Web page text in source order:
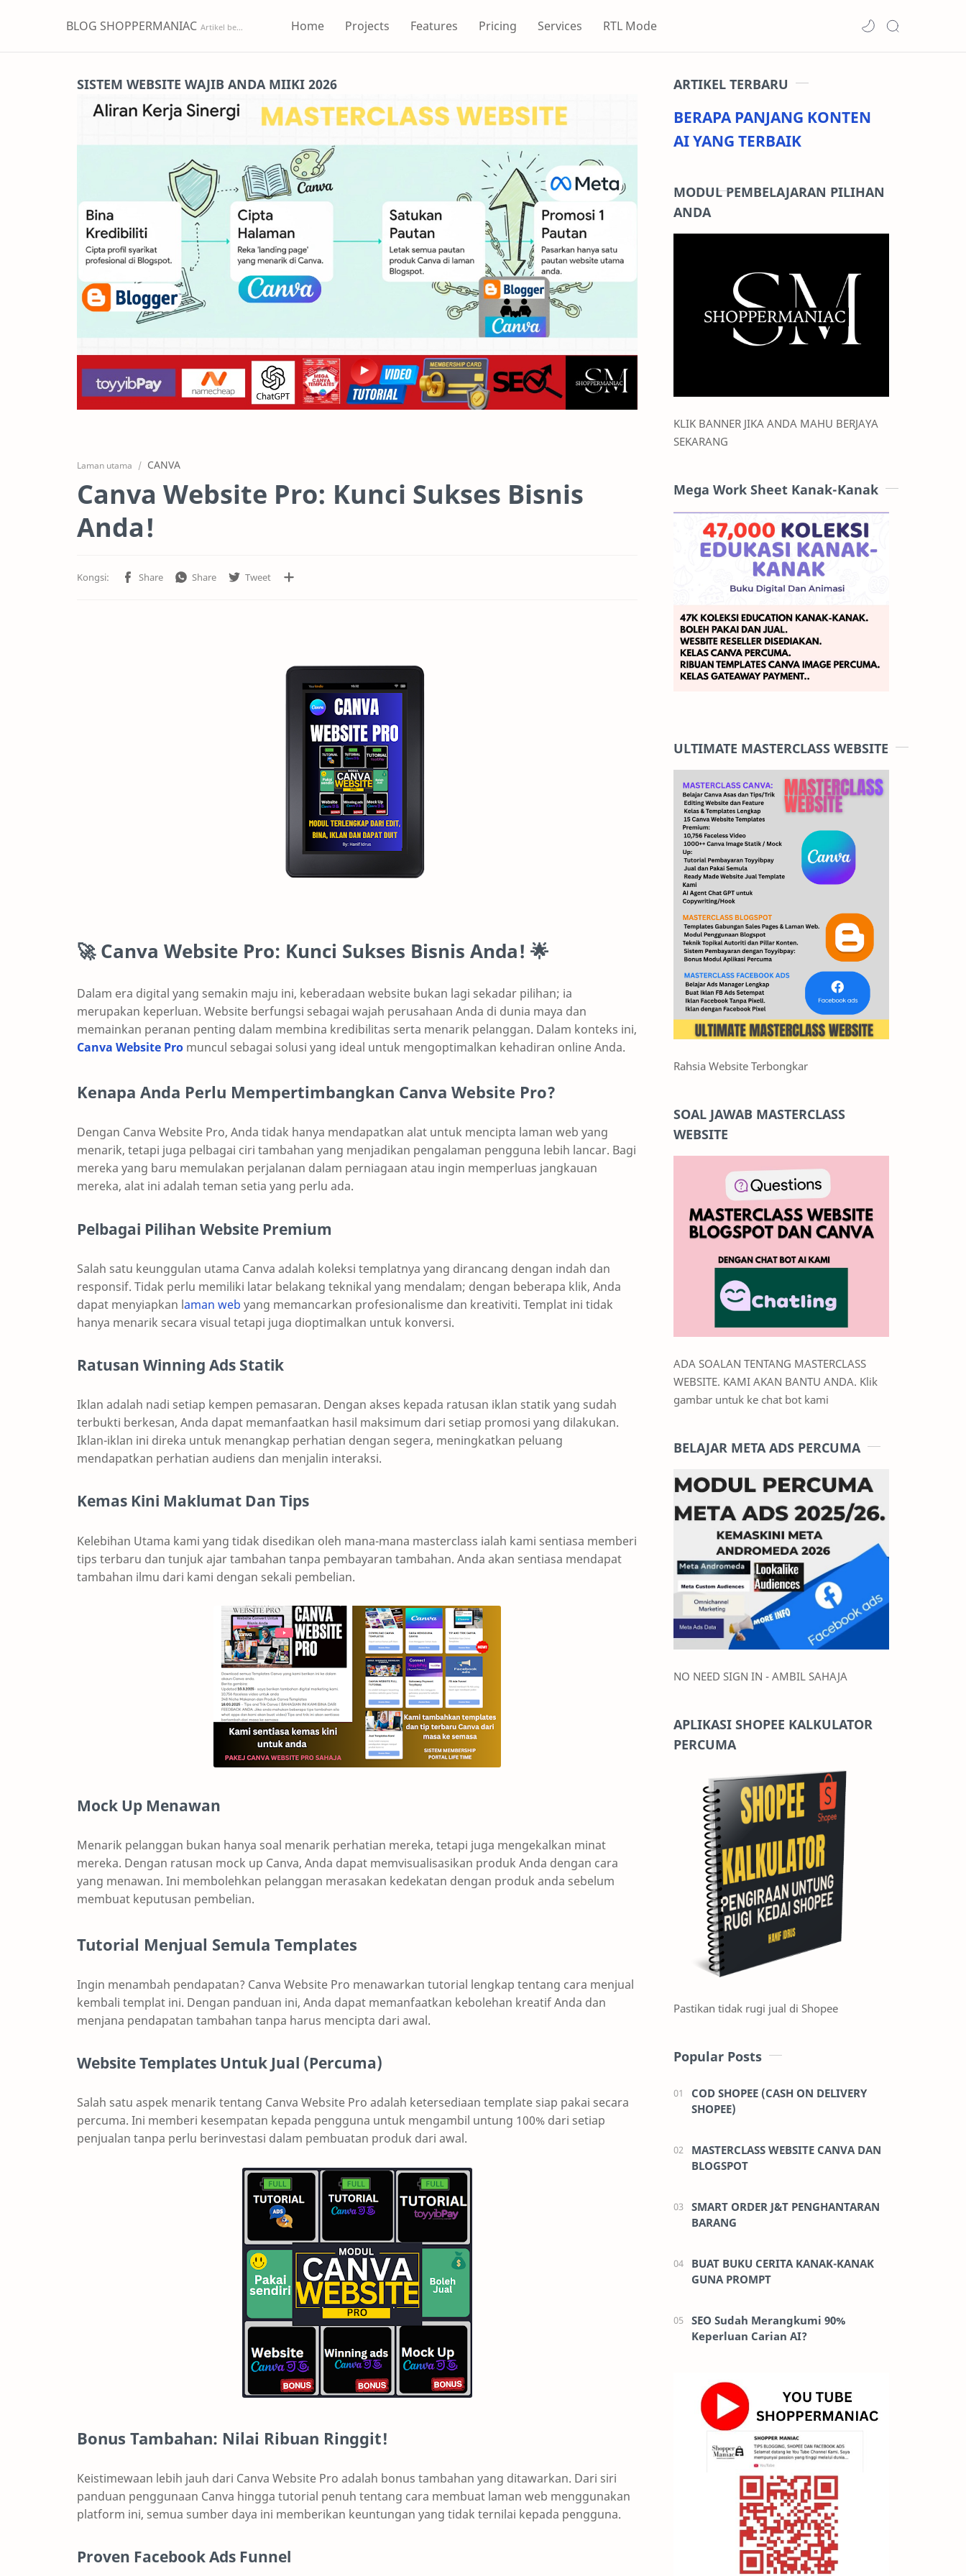
BLOG SHOPPERMANIAC Home Projects Features Pricing Services RTL Mode
SISTEM WEBSITE WAJIB ANDA MIIKI 2026
Laman utama CANVA
Canva Website Pro: Kunci Sukses Bisnis
Anda!
🚀 Canva Website Pro: Kunci Sukses Bisnis Anda! 🌟
Dalam era digital yang semakin maju ini, keberadaan website bukan lagi sekadar pilihan; ia
merupakan keperluan. Website berfungsi sebagai wajah perusahaan Anda di dunia maya dan
memainkan peranan penting dalam membina kredibilitas serta menarik pelanggan. Dalam konteks ini,
Canva Website Pro muncul sebagai solusi yang ideal untuk mengoptimalkan kehadiran online Anda.
Kenapa Anda Perlu Mempertimbangkan Canva Website Pro?
Dengan Canva Website Pro, Anda tidak hanya mendapatkan alat untuk mencipta laman web yang
menarik, tetapi juga pelbagai ciri tambahan yang menjadikan pengalaman pengguna lebih lancar. Bagi
mereka yang baru memulakan perjalanan dalam perniagaan atau ingin memperluas jangkauan
mereka, alat ini adalah teman setia yang perlu ada.
Pelbagai Pilihan Website Premium
Salah satu keunggulan utama Canva adalah koleksi templatnya yang dirancang dengan indah dan
responsif. Tidak perlu memiliki latar belakang teknikal yang mendalam; dengan beberapa klik, Anda
dapat menyiapkan laman web yang memancarkan profesionalisme dan kreativiti. Templat ini tidak
hanya menarik secara visual tetapi juga dioptimalkan untuk konversi.
Ratusan Winning Ads Statik
Iklan adalah nadi setiap kempen pemasaran. Dengan akses kepada ratusan iklan statik yang sudah
terbukti berkesan, Anda dapat memanfaatkan hasil maksimum dari setiap promosi yang dilakukan.
Iklan-iklan ini direka untuk menangkap perhatian dengan segera, meningkatkan peluang
mendapatkan perhatian audiens dan menjalin interaksi.
Kemas Kini Maklumat Dan Tips
Kelebihan Utama kami yang tidak disedikan oleh mana-mana masterclass ialah kami sentiasa memberi
tips terbaru dan tunjuk ajar tambahan tanpa pembayaran tambahan. Anda akan sentiasa mendapat
tambahan ilmu dari kami dengan sekali pembelian.
Mock Up Menawan
Menarik pelanggan bukan hanya soal menarik perhatian mereka, tetapi juga mengekalkan minat
mereka. Dengan ratusan mock up Canva, Anda dapat memvisualisasikan produk Anda dengan cara
yang menawan. Ini membolehkan pelanggan merasakan kedekatan dengan produk anda sebelum
membuat keputusan pembelian.
Tutorial Menjual Semula Templates
Ingin menambah pendapatan? Canva Website Pro menawarkan tutorial lengkap tentang cara menjual
kembali templat ini. Dengan panduan ini, Anda dapat memanfaatkan kebolehan kreatif Anda dan
menjana pendapatan tambahan tanpa harus mencipta dari awal.
Website Templates Untuk Jual (Percuma)
Salah satu aspek menarik tentang Canva Website Pro adalah ketersediaan template siap pakai secara
percuma. Ini memberi kesempatan kepada pengguna untuk mengambil untung 100% dari setiap
penjualan tanpa perlu berinvestasi dalam pembuatan produk dari awal.
Bonus Tambahan: Nilai Ribuan Ringgit!
Keistimewaan lebih jauh dari Canva Website Pro adalah bonus tambahan yang ditawarkan. Dari siri
panduan penggunaan Canva hingga tutorial penuh tentang cara membuat laman web menggunakan
platform ini, semua sumber daya ini memberikan keuntungan yang tidak ternilai kepada pengguna.
Proven Facebook Ads Funnel
ARTIKEL TERBARU
BERAPA PANJANG KONTEN
AI YANG TERBAIK
MODUL PEMBELAJARAN PILIHAN
ANDA
KLIK BANNER JIKA ANDA MAHU BERJAYA
SEKARANG
Mega Work Sheet Kanak-Kanak
ULTIMATE MASTERCLASS WEBSITE
Rahsia Website Terbongkar
SOAL JAWAB MASTERCLASS
WEBSITE
ADA SOALAN TENTANG MASTERCLASS
WEBSITE. KAMI AKAN BANTU ANDA. Klik
gambar untuk ke chat bot kami
BELAJAR META ADS PERCUMA
NO NEED SIGN IN - AMBIL SAHAJA
APLIKASI SHOPEE KALKULATOR
PERCUMA
Pastikan tidak rugi jual di Shopee
Popular Posts
COD SHOPEE (CASH ON DELIVERY
SHOPEE)
MASTERCLASS WEBSITE CANVA DAN
BLOGSPOT
SMART ORDER J&T PENGHANTARAN
BARANG
BUAT BUKU CERITA KANAK-KANAK
GUNA PROMPT
SEO Sudah Merangkumi 90%
Keperluan Carian AI?